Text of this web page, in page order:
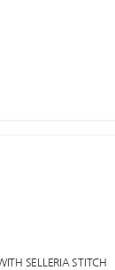
SELLERIA STITCH